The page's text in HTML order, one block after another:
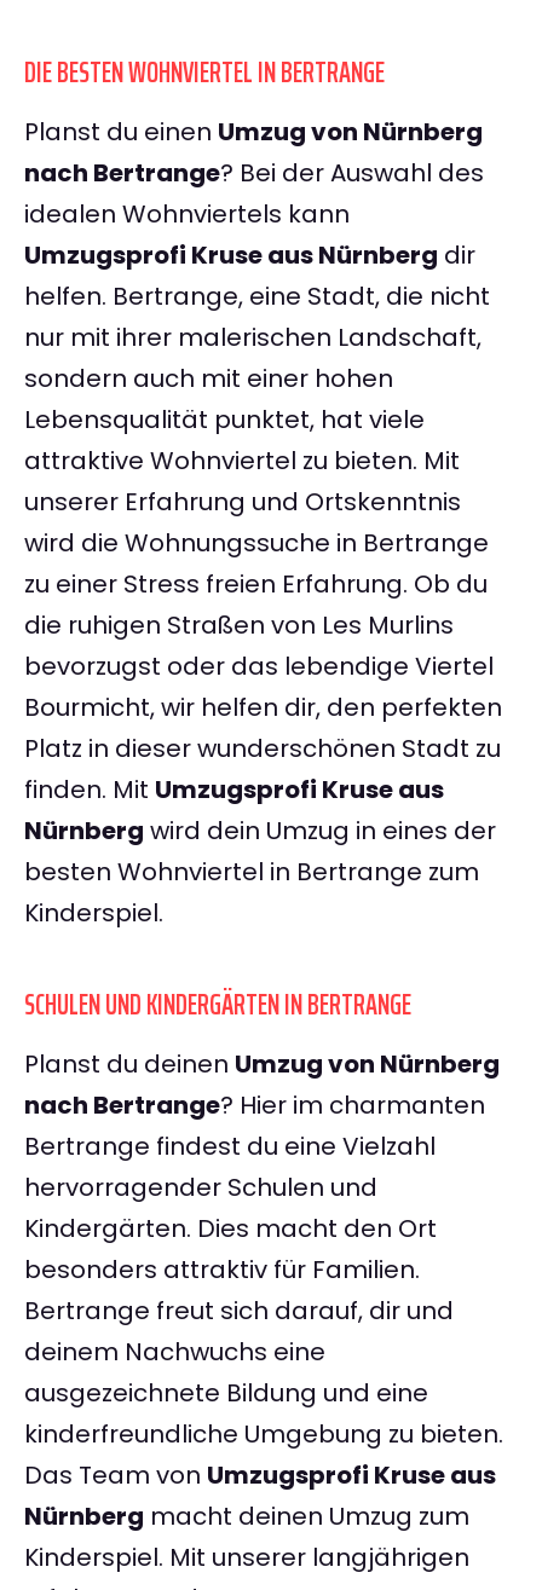
DIE BESTEN WOHNVIERTEL IN BERTRANGE
Planst du einen Umzug von Nürnberg
nach Bertrange? Bei der Auswahl des
idealen Wohnviertels kann
Umzugsprofi Kruse aus Nürnberg dir
helfen. Bertrange, eine Stadt, die nicht
nur mit ihrer malerischen Landschaft,
sondern auch mit einer hohen
Lebensqualität punktet, hat viele
attraktive Wohnviertel zu bieten. Mit
unserer Erfahrung und Ortskenntnis
wird die Wohnungssuche in Bertrange
zu einer Stress freien Erfahrung. Ob du
die ruhigen Straßen von Les Murlins
bevorzugst oder das lebendige Viertel
Bourmicht, wir helfen dir, den perfekten
Platz in dieser wunderschönen Stadt zu
finden. Mit Umzugsprofi Kruse aus
Nürnberg wird dein Umzug in eines der
besten Wohnviertel in Bertrange zum
Kinderspiel.
SCHULEN UND KINDERGÄRTEN IN BERTRANGE
Planst du deinen Umzug von Nürnberg
nach Bertrange? Hier im charmanten
Bertrange findest du eine Vielzahl
hervorragender Schulen und
Kindergärten. Dies macht den Ort
besonders attraktiv für Familien.
Bertrange freut sich darauf, dir und
deinem Nachwuchs eine
ausgezeichnete Bildung und eine
kinderfreundliche Umgebung zu bieten.
Das Team von Umzugsprofi Kruse aus
Nürnberg macht deinen Umzug zum
Kinderspiel. Mit unserer langjährigen